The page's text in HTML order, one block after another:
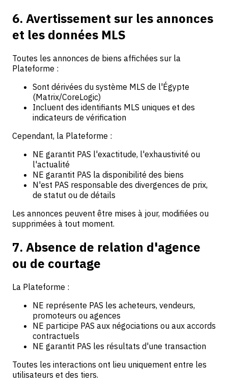
6. Avertissement sur les annonces
et les données MLS
Toutes les annonces de biens affichées sur la
Plateforme :
Sont dérivées du système MLS de l'Égypte
(Matrix/CoreLogic)
Incluent des identifiants MLS uniques et des
indicateurs de vérification
Cependant, la Plateforme :
NE garantit PAS l'exactitude, l'exhaustivité ou
l'actualité
NE garantit PAS la disponibilité des biens
N'est PAS responsable des divergences de prix,
de statut ou de détails
Les annonces peuvent être mises à jour, modifiées ou
supprimées à tout moment.
7. Absence de relation d'agence
ou de courtage
La Plateforme :
NE représente PAS les acheteurs, vendeurs,
promoteurs ou agences
NE participe PAS aux négociations ou aux accords
contractuels
NE garantit PAS les résultats d'une transaction
Toutes les interactions ont lieu uniquement entre les
utilisateurs et des tiers.